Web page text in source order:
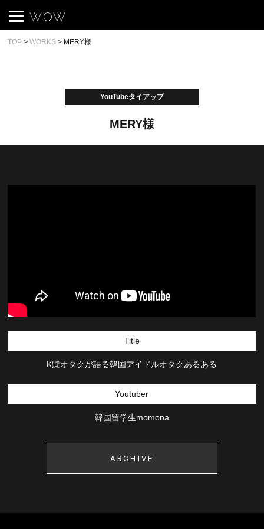
WOW
TOP >WORKS > MERY様
YouTubeタイアップ
MERY様
Title
Kぽオタクが語る韓国アイドルオタクあるある
Youtuber
韓国留学生momona
ARCHIVE